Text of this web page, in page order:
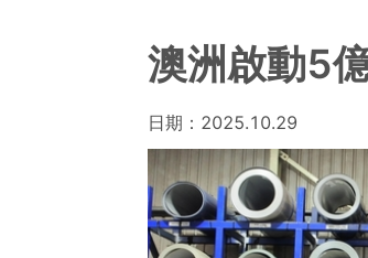
澳洲啟動5
日期： 2025.10.29